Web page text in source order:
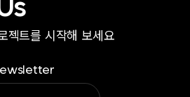
트를 시작해 보세요